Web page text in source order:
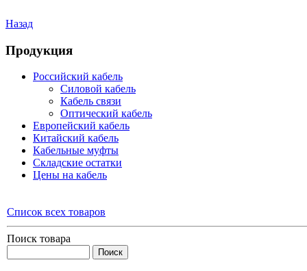
Назад
Продукция
Российский кабель
Силовой кабель
Кабель связи
Оптический кабель
Европейский кабель
Китайский кабель
Кабельные муфты
Складские остатки
Цены на кабель
Список всех товаров
Поиск товара